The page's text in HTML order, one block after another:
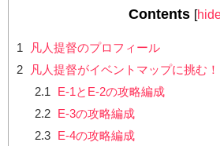
Contents [
1
凡人提督のプロフィール
2
凡人提督がイベントマップに挑む！
2.1
E-1とE-2の攻略編成
2.2
E-3の攻略編成
2.3
E-4の攻略編成